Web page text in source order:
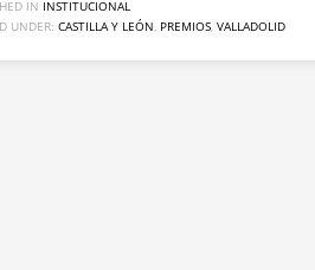
IN INSTITUCIONAL
UNDER: CASTILLA Y LEÓN, PREMIOS, VALLADOLID